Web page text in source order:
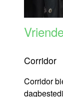
Corridor
Corridor